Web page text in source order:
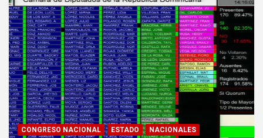
CONGRESO NACIONAL ESTADO NACIONALES